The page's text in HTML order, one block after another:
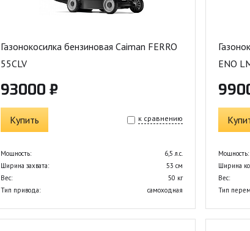
Газонокосилка бензиновая Caiman FERRO
55CLV
93000 ₽
Купить к сравнению
Мощность:
6,5 л.с.
Ширина захвата:
53 см
Вес:
50 кг
Тип привода:
самоходная
ENO
Мощность:
Ширина
Вес:
Тип